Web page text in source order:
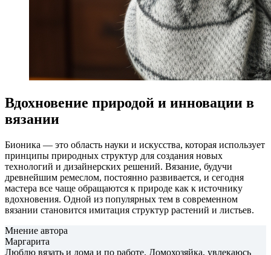
Вдохновение природой и инновации в
вязании
Бионика — это область науки и искусства, которая использует
принципы природных структур для создания новых
технологий и дизайнерских решений. Вязание, будучи
древнейшим ремеслом, постоянно развивается, и сегодня
мастера все чаще обращаются к природе как к источнику
вдохновения. Одной из популярных тем в современном
вязании становится имитация структур растений и листьев.
Мнение автора
Маргарита
Люблю вязать и дома и по работе. Домохозяйка, увлекаюсь